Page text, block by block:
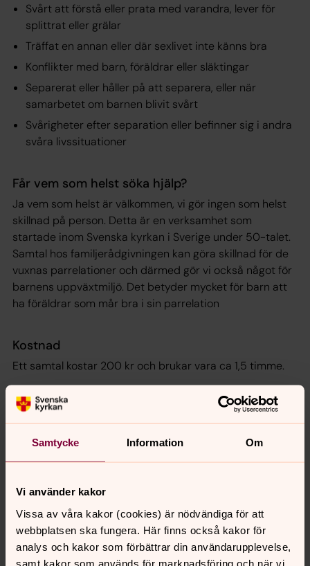
Samtycke Information Om
Vi använder kakor
Vissa av våra kakor (cookies) är nödvändiga för att
webbplatsen ska fungera. Här finns också kakor för
analys och kakor som förbättrar din användarupplevelse,
samt kakor som används för marknadsföring och när vi
Svårt att förstå eller prata med varandra, lever för
splittrat eller grälar
Träffat en annan eller där sexlivet inte känns bra
Konflikter med barn, föräldrar eller släktingar
Separerat eller håller på att separera, eller när
samarbetet om barnen blivit svårt
Svårigheter efter separation eller befinner sig i andra
svåra livssituationer
Får vem som helst söka hjälp?
Ja vem som helst är välkommen, vi gör ingen som helst
skillnad på person. Detta är en verksamhet som
startade inom Svenska kyrkan i Sverige under 50-talet.
Samtal hos familjerådgivningen kan göra skillnad för de
vuxnas parrelationer och därmed gör vi också något för
barnens uppväxtmiljö. Det betyder mycket för barn att
ha föräldrar som mår bra i sin parrelation
Kostnad
Ett samtal kostar 200 kr och brukar vara ca 1,5 timme.
För anställda och förtroendevalda inom Svenska kyrkan
är rådgivningen kostnadsfri.
Mottagningar
Härnösand
0611-125 80
familjeradgivningen-harnosand@varsta.se
Lönegrensgatan 12
871 40 Härnösand